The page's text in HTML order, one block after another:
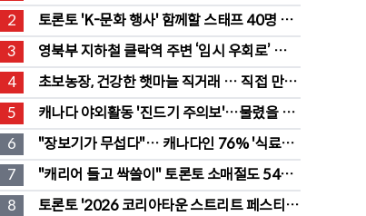
성료
2
토론토 'K-문화 행사' 함께할 스태프 40명 채
용 공고
3
영북부 지하철 클락역 주변 ‘임시 우회로’ 전
환… “영 스트리트 바뀐다”
4
초보농장, 건강한 햇마늘 직거래 … 직접 만든
전통 장류도 판매
5
캐나다 야외활동 '진드기 주의보'…물렸을 때
올바른 대처법은?
6
"장보기가 무섭다"… 캐나다인 76% '식료품
값이 가장 부담'
7
"캐리어 들고 싹쓸이" 토론토 소매절도 546
명 검거…훔친 물건 재유통
8
토론토 '2026 코리아타운 스트리트 페스티